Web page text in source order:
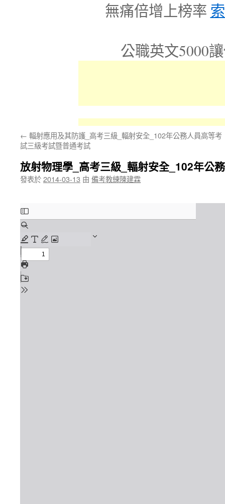
無痛倍增上榜率
公職英文5000
← 輻射應用及其防護_高考三級_輻射安全_102年公務人員高等考
試三級考試暨普通考試
放射物理學_高考三級_輻射安全_102年公
發表於2014-03-13 由 備考教練陳建霖